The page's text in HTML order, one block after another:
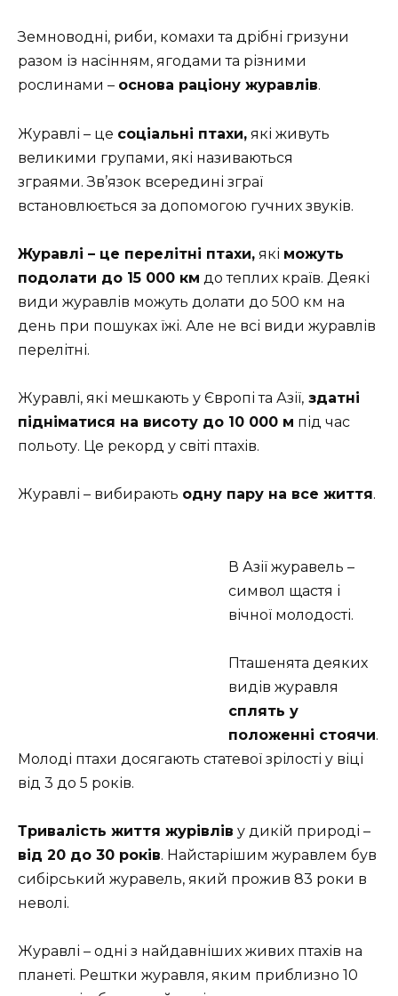
Земноводні, риби, комахи та дрібні гризуни
разом із насінням, ягодами та різними
рослинами – основа раціону журавлів.
Журавлі – це соціальні птахи, які живуть
великими групами, які називаються
зграями. Зв’язок всередині зграї
встановлюється за допомогою гучних звуків.
Журавлі – це перелітні птахи, які можуть
подолати до 15 000 км до теплих країв. Деякі
види журавлів можуть долати до 500 км на
день при пошуках їжі. Але не всі види журавлів
перелітні.
Журавлі, які мешкають у Європі та Азії, здатні
підніматися на висоту до 10 000 м під час
польоту. Це рекорд у світі птахів.
Журавлі – вибирають одну пару на все життя.
В Азії журавель –
символ щастя і
вічної молодості.
Пташенята деяких
видів журавля
сплять у
положенні стоячи.
Молоді птахи досягають статевої зрілості у віці
від 3 до 5 років.
Тривалість життя журівлів у дикій природі –
від 20 до 30 років. Найстарішим журавлем був
сибірський журавель, який прожив 83 роки в
неволі.
Журавлі – одні з найдавніших живих птахів на
планеті. Рештки журавля, яким приблизно 10